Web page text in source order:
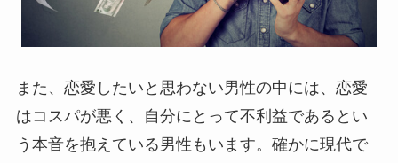
また、恋愛したいと思わない男性の中には、恋愛
はコスパが悪く、自分にとって不利益であるとい
う本音を抱えている男性もいます。確かに現代で